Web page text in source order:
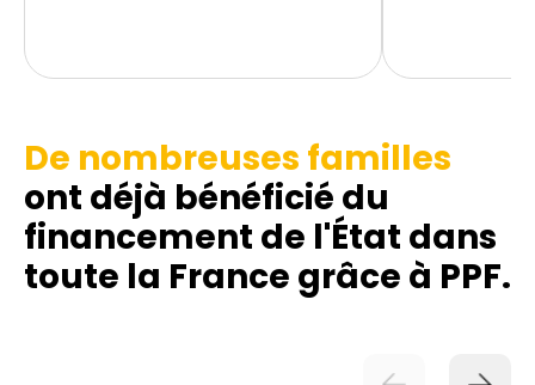
De nombreuses familles
ont déjà bénéficié du
financement de l'État dans
toute la France grâce à PPF.